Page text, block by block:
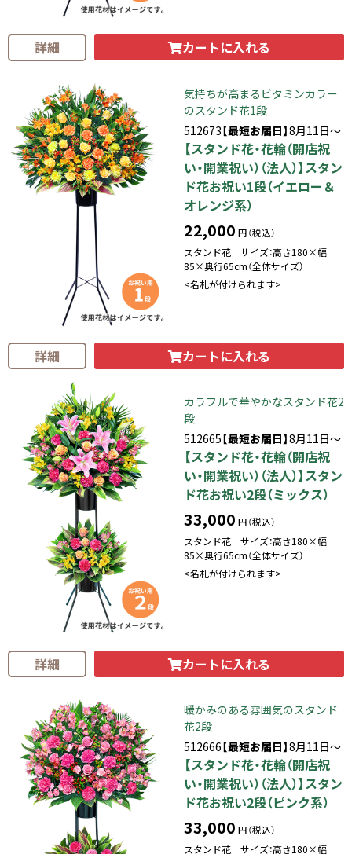
詳細 カートに入れる
気持ちが高まるビタミンカラー
のスタンド花1段
512673【最短お届日】8月11日～
【スタンド花・花輪（開店祝
い・開業祝い）（法人）】スタン
ド花お祝い1段（イエロー＆
オレンジ系）
22,000 円（税込）
スタンド花 サイズ：高さ180×幅
85×奥行65cm（全体サイズ）
<名札が付けられます>
詳細 カートに入れる
カラフルで華やかなスタンド花2
段
512665【最短お届日】8月11日～
【スタンド花・花輪（開店祝
い・開業祝い）（法人）】スタン
ド花お祝い2段（ミックス）
33,000 円（税込）
スタンド花 サイズ：高さ180×幅
85×奥行65cm（全体サイズ）
<名札が付けられます>
詳細 カートに入れる
暖かみのある雰囲気のスタンド
花2段
512666【最短お届日】8月11日～
【スタンド花・花輪（開店祝
い・開業祝い）（法人）】スタン
ド花お祝い2段（ピンク系）
33,000 円（税込）
スタンド花 サイズ：高さ180×幅